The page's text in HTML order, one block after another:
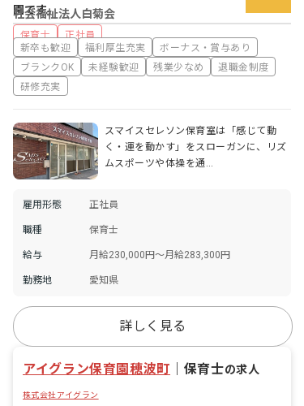
社会福祉法人白菊会
保育士 正社員
園です。
新卒も歓迎 福利厚生充実
ボーナス・賞与あり
ブランクOK
未経験歓迎 残業少なめ
退職金制度
研修充実
スマイスセレソン保育室は「感じて動
く・運を動かす」をスローガンに、リズ
ムスポーツや体操を通…
雇用形態 正社員
職種 保育士
給与 月給230,000円～月給283,300円
勤務地 愛知県
詳しく見る
アイグラン保育園穂波町 保育士の求人
株式会社アイグラン